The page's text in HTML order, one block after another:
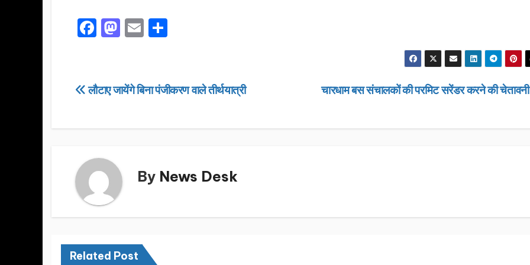
F
e
k
M
o
E
e
Post
चारधाम बस संचालकों की परमिट सरेंडर करने की चेतावनी
लौटाए जायेंगे बिना पंजीकरण वाले तीर्थयात्री
By News Desk
Related Post
के आदेश…